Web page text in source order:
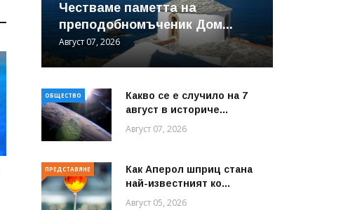
Честваме паметта на
преподобномъченик Дом...
Август 07, 2026
ОБЩЕСТВО
Какво се е случило на 7
август в историче...
Август 07, 2026
ПРЕДСТАВЯНЕ
Как Аперол шприц стана
най-известният ко...
Август 05, 2026